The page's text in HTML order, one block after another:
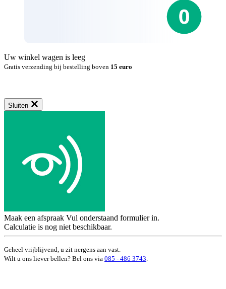
Uw winkel wagen is leeg
Gratis verzending bij bestelling boven 15 euro
Sluiten
Maak een afspraak Vul onderstaand formulier in.
Calculatie is nog niet beschikbaar.
Geheel vrijblijvend, u zit nergens aan vast.
Wilt u ons liever bellen? Bel ons via 085 - 486 3743.